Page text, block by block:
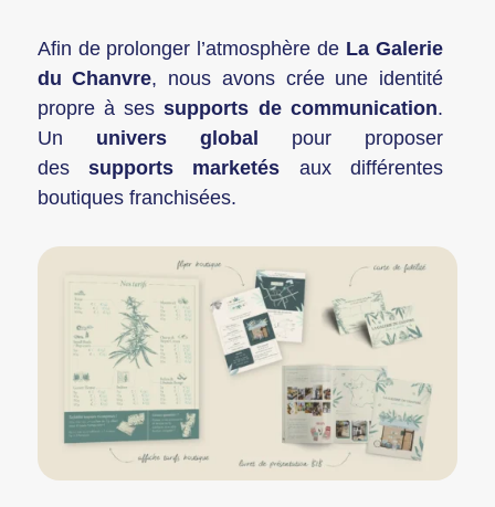
Afin de prolonger l’atmosphère de La Galerie
du Chanvre, nous avons crée une identité
propre à sessupports de communication.
Un univers global
pour proposer
des supports marketés aux différentes
boutiques franchisées.